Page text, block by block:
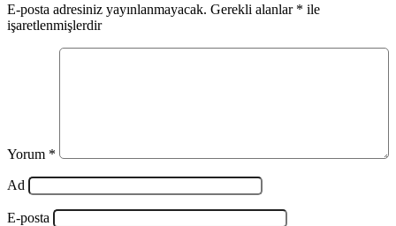
E-posta adresiniz yayınlanmayacak. Gerekli alanlar * ile
işaretlenmişlerdir
Yorum *
Ad
E-posta